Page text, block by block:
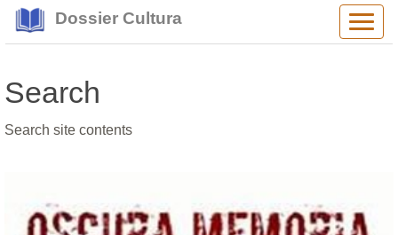
Dossier Cultura
Search
Search site contents